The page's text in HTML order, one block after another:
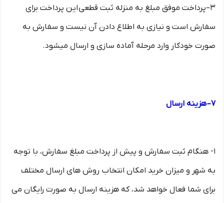
۳–پرداخت موفق مبلغ به منزله ثبت قطعی این پرداخت برای
سفارش است و نیازی به اطلاع دادن آن نیست و سفارش به
صورت خودکار وارد مرحله آماده سازی و ارسال میشود.
۷– هزینه ارسال
۱- هنگام ثبت سفارش و پیش از پرداخت مبلغ سفارش، با توجه
به شهر و میزان خرید امکان انتخاب روش های ارسال مختلف
برای شما فعال خواهد شد، که هزینه ارسال به صورت رایگان می